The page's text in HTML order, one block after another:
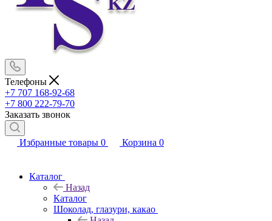
Телефоны
+7 707 168-92-68
+7 800 222-79-70
Заказать звонок
Избранные товары 0 Корзина 0
Каталог
Назад
Каталог
Шоколад, глазури, какао